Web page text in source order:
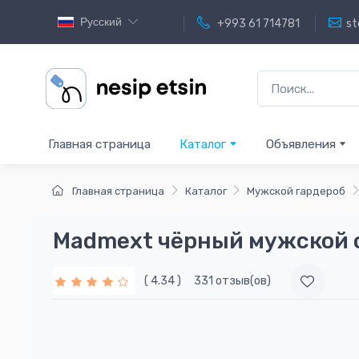
Русский +993 61 714781
Главная страница Каталог Объявления
Главная страница Каталог Мужской гардероб
Madmext чёрный мужской
( 4.34 ) 331 отзыв(ов)